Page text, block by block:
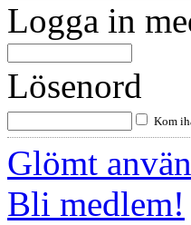
Logga in
Lösenord
Kom
Glömt
Bli medlem!